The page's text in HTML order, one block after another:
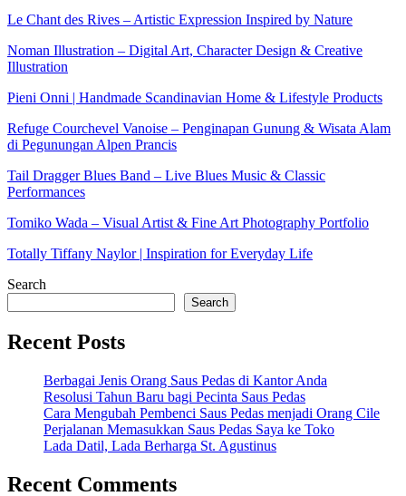
Le Chant des Rives – Artistic Expression Inspired by Nature
Noman Illustration – Digital Art, Character Design & Creative
Illustration
Pieni Onni | Handmade Scandinavian Home & Lifestyle Products
Refuge Courchevel Vanoise – Penginapan Gunung & Wisata Alam
di Pegunungan Alpen Prancis
Tail Dragger Blues Band – Live Blues Music & Classic
Performances
Tomiko Wada – Visual Artist & Fine Art Photography Portfolio
Totally Tiffany Naylor | Inspiration for Everyday Life
Search
Search
Recent Posts
Berbagai Jenis Orang Saus Pedas di Kantor Anda
Resolusi Tahun Baru bagi Pecinta Saus Pedas
Cara Mengubah Pembenci Saus Pedas menjadi Orang Cile
Perjalanan Memasukkan Saus Pedas Saya ke Toko
Lada Datil, Lada Berharga St. Agustinus
Recent Comments